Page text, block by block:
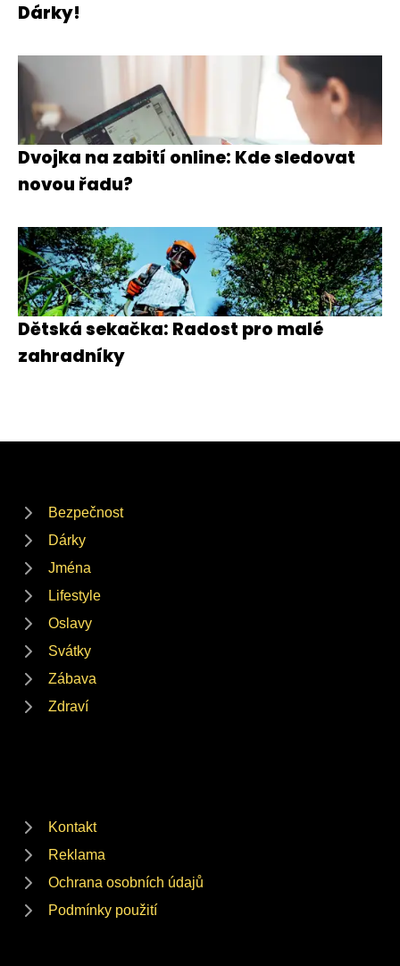
Dárky!
Dvojka na zabití online: Kde sledovat
novou řadu?
Dětská sekačka: Radost pro malé
zahradníky
Bezpečnost
Dárky
Jména
Lifestyle
Oslavy
Svátky
Zábava
Zdraví
Kontakt
Reklama
Ochrana osobních údajů
Podmínky použití